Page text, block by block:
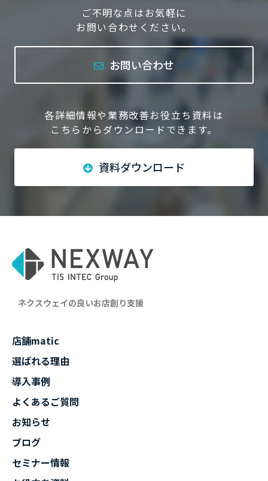
ご不明な点はお気軽に
お問い合わせください。
お問い合わせ
各詳細情報や業務改善お役立ち資料は
こちらからダウンロードできます。
資料ダウンロード
ネクスウェイの良いお店創り支援
店舗matic
選ばれる理由
導入事例
よくあるご質問
お知らせ
ブログ
セミナー情報